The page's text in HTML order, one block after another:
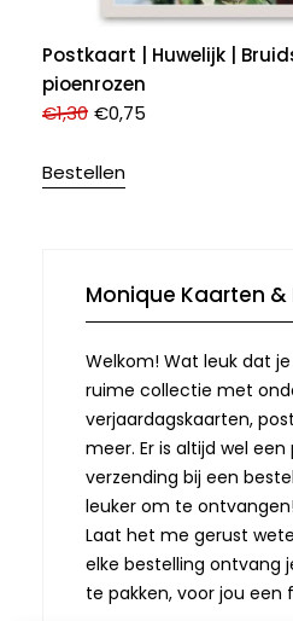
Postkaart | Huwelijk |
pioenrozen
€1,30 €0,75
Bestellen
Monique Kaarten &
Welkom! Wat leuk dat
ruime collectie met
verjaardagskaarten,
meer. Er is altijd wel
verzending bij een
leuker om te
Laat het me gerust
elke bestelling ontvang
te pakken, voor jou